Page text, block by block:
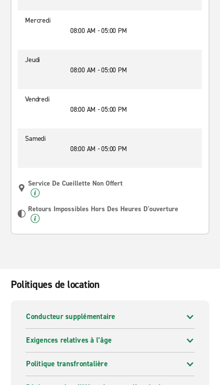
Mercredi
08:00 AM - 05:00 PM
Jeudi
08:00 AM - 05:00 PM
Vendredi
08:00 AM - 05:00 PM
Samedi
08:00 AM - 05:00 PM
Service De Cueillette Non Offert
Retours Impossibles Hors Des Heures D'ouverture
Politiques de location
Conducteur supplémentaire
Exigences relatives à l’âge
Politique transfrontalière